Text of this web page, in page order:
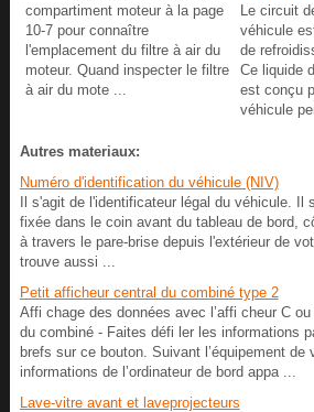
compartiment moteur à la page
10-7 pour connaître
l'emplacement du filtre à air du
moteur. Quand inspecter le filtre
à air du mote ...
Le circuit
véhicule
de
Ce liquide
est conçu
véhicule
Autres materiaux:
Numéro d'identification du véhicule (NIV)
Il s'agit de l'identificateur légal du véhicule. Il
fixée dans le coin avant du tableau de bord,
à travers le pare-brise depuis l'extérieur de
trouve aussi ...
Petit afficheur central du combiné type 2
Affi chage des données avec l’affi cheur C
du combiné - Faites défi ler les informations
brefs sur ce bouton. Suivant l’équipement de
informations de l’ordinateur de bord appa ...
Lave-vitre avant et laveprojecteurs